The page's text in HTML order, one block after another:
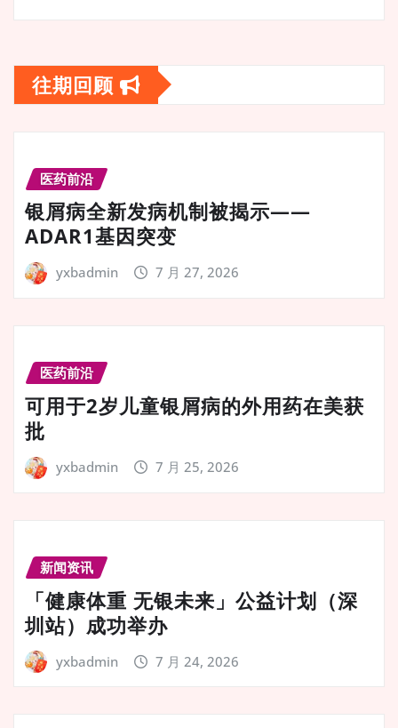
往期回顾
医药前沿
银屑病全新发病机制被揭示——
ADAR1基因突变
yxbadmin 7 月 27, 2026
医药前沿
可用于2岁儿童银屑病的外用药在美获
批
yxbadmin 7 月 25, 2026
新闻资讯
「健康体重 无银未来」公益计划（深
圳站）成功举办
yxbadmin 7 月 24, 2026